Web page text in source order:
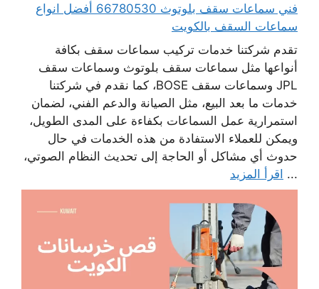
فني سماعات سقف بلوتوث 66780530 أفضل انواع
سماعات السقف بالكويت
تقدم شركتنا خدمات تركيب سماعات سقف بكافة
أنواعها مثل سماعات سقف بلوتوث وسماعات سقف
JPL وسماعات سقف BOSE، كما نقدم في شركتنا
خدمات ما بعد البيع، مثل الصيانة والدعم الفني، لضمان
استمرارية عمل السماعات بكفاءة على المدى الطويل،
ويمكن للعملاء الاستفادة من هذه الخدمات في حال
حدوث أي مشاكل أو الحاجة إلى تحديث النظام الصوتي،
... اقرأ المزيد